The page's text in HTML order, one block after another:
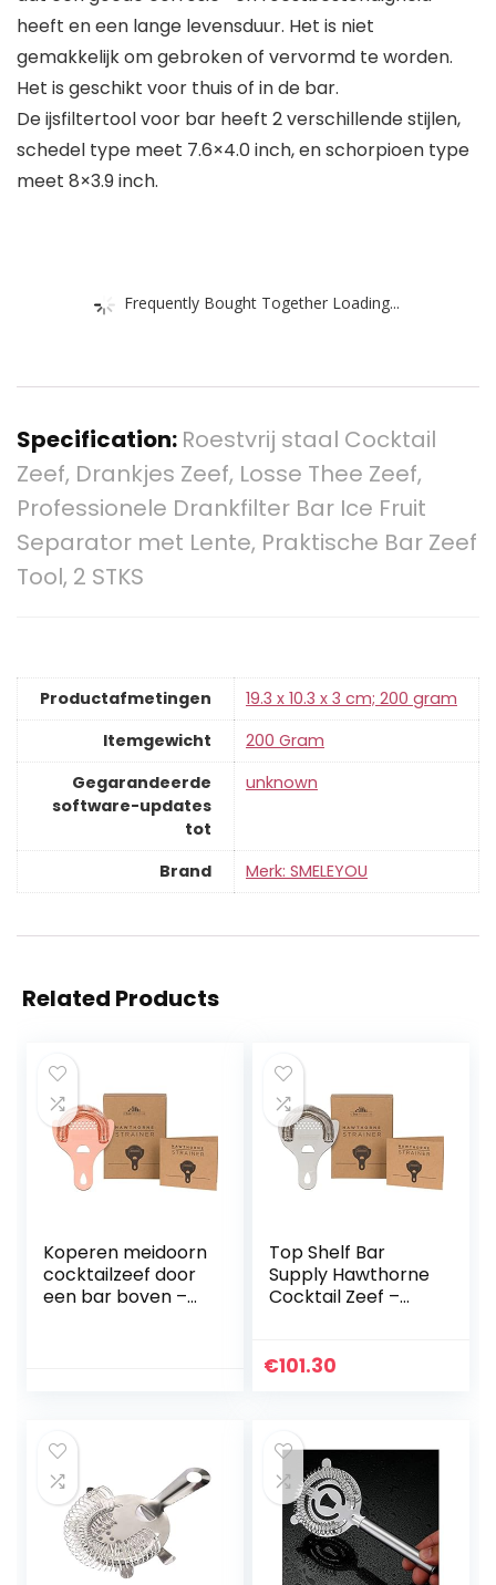
heeft en een lange levensduur. Het is niet
gemakkelijk om gebroken of vervormd te worden.
Het is geschikt voor thuis of in de bar.
De ijsfiltertool voor bar heeft 2 verschillende stijlen,
schedel type meet 7.6×4.0 inch, en schorpioen type
meet 8×3.9 inch.
Frequently Bought Together Loading...
Specification: Roestvrij staal Cocktail
Zeef, Drankjes Zeef, Losse Thee Zeef,
Professionele Drankfilter Bar Ice Fruit
Separator met Lente, Praktische Bar Zeef
Tool, 2 STKS
Productafmetingen
‎19.3 x 10.3 x 3 cm; 200 gram
Itemgewicht
‎200 Gram
Gegarandeerde
software-updates
tot
‎unknown
Brand Merk: SMELEYOU
Related Products
Koperen meidoorn
cocktailzeef door
een bar boven –
Top Shelf Bar
Supply Hawthorne
Cocktail Zeef –
Professionele
€101.30